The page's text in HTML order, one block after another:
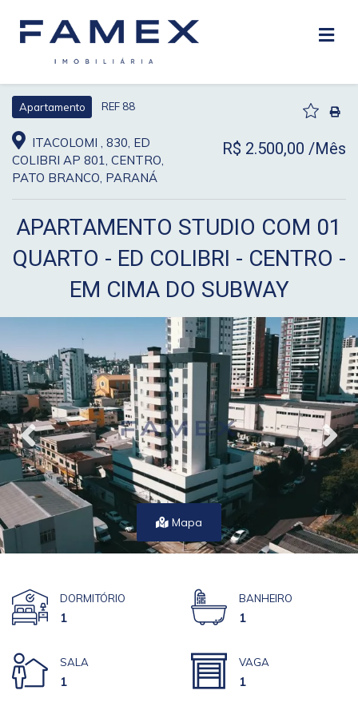
Apartamento REF 88
ITACOLOMI , 830, ED
COLIBRI AP 801, CENTRO,
PATO BRANCO, PARANÁ
R$ 2.500,00 /Mês
APARTAMENTO STUDIO COM 01
QUARTO - ED COLIBRI - CENTRO -
EM CIMA DO SUBWAY
Mapa
DORMITÓRIO
1
BANHEIRO
1
SALA
1
VAGA
1